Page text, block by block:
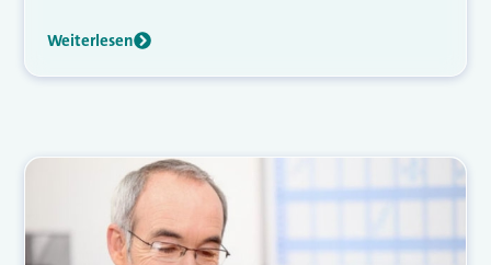
Weiterlesen